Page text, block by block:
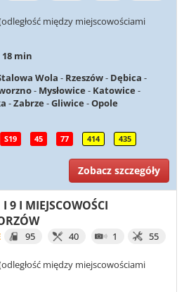
między miejscowościami
18 min
Wola - Rzeszów- Dębica -
- Mysłowice - Katowice -
-Zabrze -Gliwice -Opole
S19 45 77 414 435
Zobacz szczegóły
9 I MIEJSCOWOŚCI
95 40 1 55
między miejscowościami